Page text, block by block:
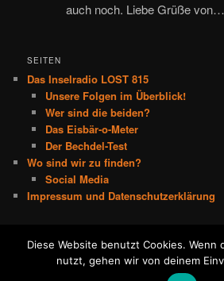
auch noch. Liebe Grüße von…
SEITEN
Das Inselradio LOST 815
Unsere Folgen im Überblick!
Wer sind die beiden?
Das Eisbär-o-Meter
Der Bechdel-Test
Wo sind wir zu finden?
Social Media
Impressum und Datenschutzerklärung
Stolz präsentiert von
Diese Website benutzt Cookies. Wenn
nutzt, gehen wir von deinem